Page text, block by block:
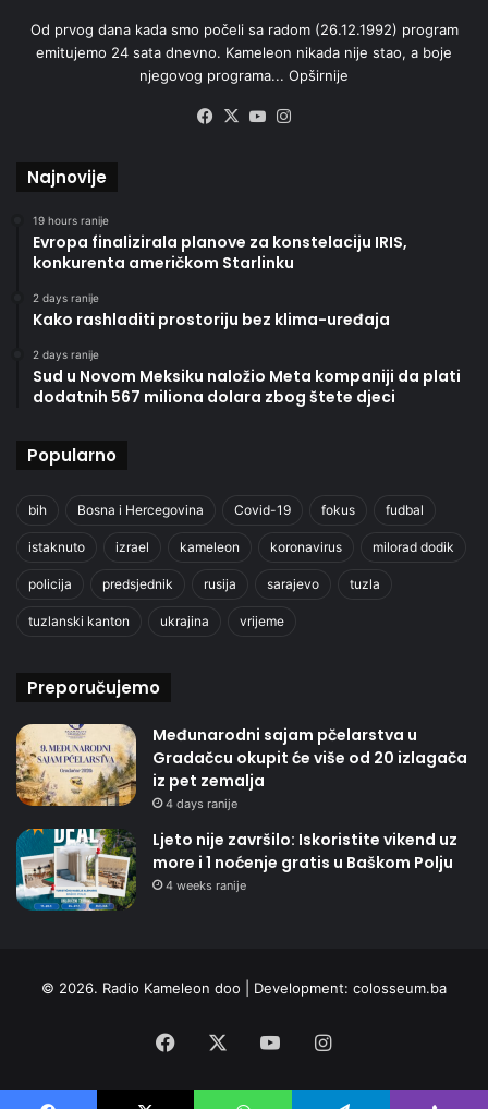
Od prvog dana kada smo počeli sa radom (26.12.1992) program
emitujemo 24 sata dnevno. Kameleon nikada nije stao, a boje
njegovog programa... Opširnije
Facebook
X YouTube
Najnovije
19 hours ranije
Evropa finalizirala planove za konstelaciju IRIS,
konkurenta američkom Starlinku
2 days ranije
Kako rashladiti prostoriju bez klima-uređaja
2 days ranije
Sud u Novom Meksiku naložio Meta kompaniji da plati
dodatnih 567 miliona dolara zbog štete djeci
Popularno
bih Bosna i Hercegovina Covid-19 fokus fudbal
istaknuto izrael kameleon koronavirus milorad dodik
policija predsjednik rusija sarajevo tuzla
tuzlanski kanton ukrajina vrijeme
Preporučujemo
Međunarodni sajam pčelarstva u
Gradačcu okupit će više od 20 izlagača
iz pet zemalja
4 days ranije
Ljeto nije završilo: Iskoristite vikend uz
more i 1 noćenje gratis u Baškom Polju
4 weeks ranije
© 2026. Radio Kameleon doo | Development: colosseum.ba
Facebook YouTubeInstagram